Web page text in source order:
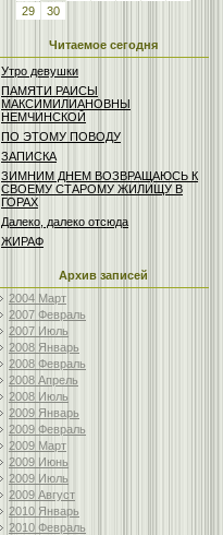
29
30
Читаемое сегодня
Утро девушки
ПАМЯТИ РАИСЫ
МАКСИМИЛИАНОВНЫ
НЕМЧИНСКОЙ
ПО ЭТОМУ ПОВОДУ
ЗАПИСКА
ЗИМНИМ ДНЕМ ВОЗВРАЩАЮСЬ К
СВОЕМУ СТАРОМУ ЖИЛИЩУ В
ГОРАХ
Далеко, далеко отсюда
ЖИРАФ
Архив записей
2004 Март
2007 Февраль
2007 Июль
2008 Январь
2008 Февраль
2008 Апрель
2008 Июль
2009 Январь
2009 Февраль
2009 Март
2009 Июнь
2009 Июль
2009 Август
2010 Январь
2010 Февраль